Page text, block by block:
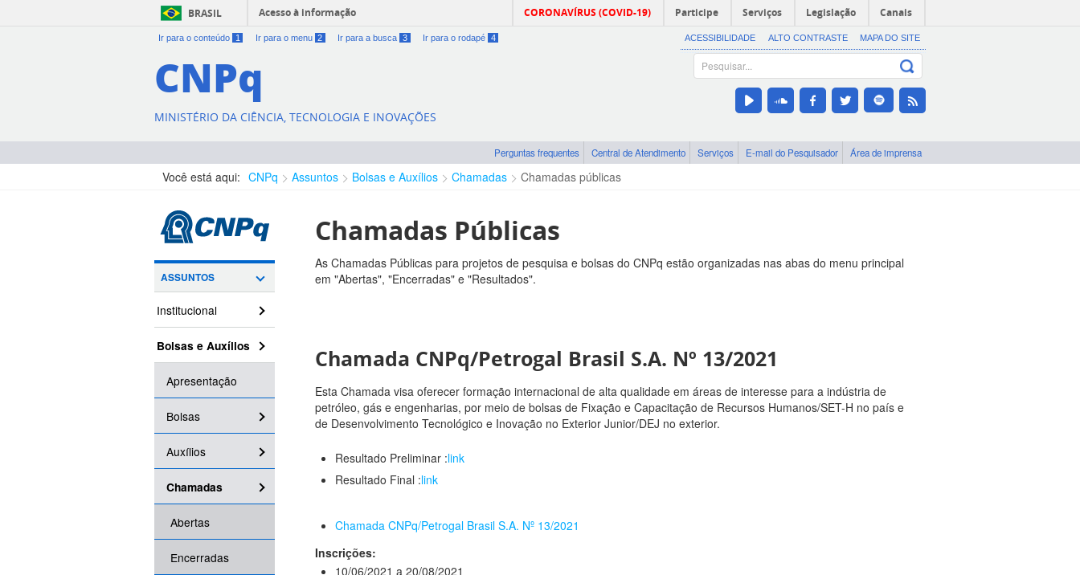
BRASIL Acesso à informação CORONAVÍRUS (COVID-19) Participe Serviços Legislação Canais
Ir para o conteúdo 1 Ir para o menu 2 Ir para a busca 3 Ir para o rodapé 4 ACESSIBILIDADE ALTO CONTRASTE MAPA DO SITE
CNPq
MINISTÉRIO DA CIÊNCIA, TECNOLOGIA E INOVAÇÕES
Perguntas frequentes Central de Atendimento Serviços E-mail do Pesquisador Área de imprensa
Você está aqui: CNPq Assuntos Bolsas e Auxílios Chamadas Chamadas públicas
ASSUNTOS
Institucional
Bolsas e Auxílios
Apresentação
Bolsas
Auxílios
Chamadas
Abertas
Encerradas
Chamadas Públicas
As Chamadas Públicas para projetos de pesquisa e bolsas do CNPq estão organizadas nas abas do menu principal
em "Abertas", "Encerradas" e "Resultados".
Chamada CNPq/Petrogal Brasil S.A. Nº 13/2021
Esta Chamada visa oferecer formação internacional de alta qualidade em áreas de interesse para a indústria de
petróleo, gás e engenharias, por meio de bolsas de Fixação e Capacitação de Recursos Humanos/SET-H no país e
de Desenvolvimento Tecnológico e Inovação no Exterior Junior/DEJ no exterior.
Resultado Preliminar :link
Resultado Final :link
Chamada CNPq/Petrogal Brasil S.A. Nº 13/2021
Inscrições:
10/06/2021 a 20/08/2021